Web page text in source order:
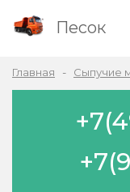
Песок
Главная Сыпучие